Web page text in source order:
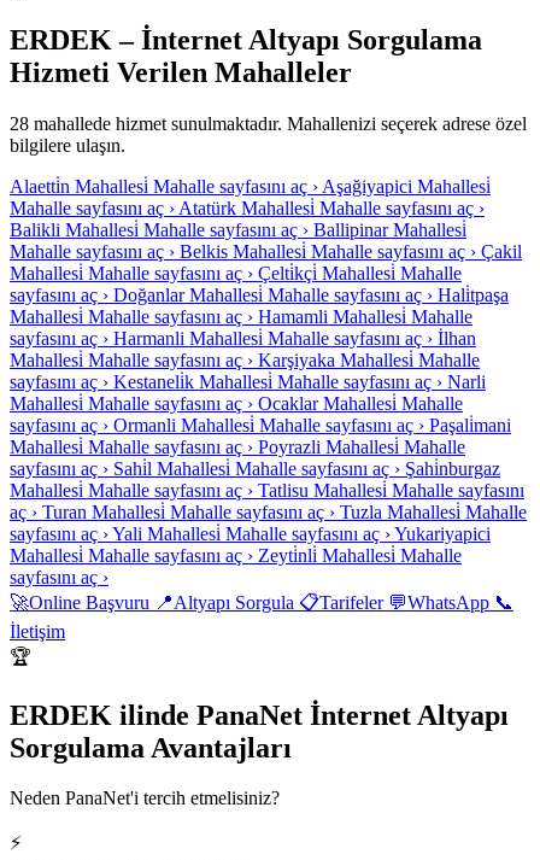
ERDEK – İnternet Altyapı Sorgulama
Hizmeti Verilen Mahalleler
28 mahallede hizmet sunulmaktadır. Mahallenizi seçerek adrese özel
bilgilere ulaşın.
Alaetti̇n Mahallesi̇ Mahalle sayfasını aç › Aşağiyapici Mahallesi̇
Mahalle sayfasını aç › Atatürk Mahallesi̇ Mahalle sayfasını aç ›
Balikli Mahallesi̇ Mahalle sayfasını aç › Ballipinar Mahallesi̇
Mahalle sayfasını aç › Belkis Mahallesi̇ Mahalle sayfasını aç › Çakil
Mahallesi̇ Mahalle sayfasını aç › Çelti̇kçi̇ Mahallesi̇ Mahalle
sayfasını aç › Doğanlar Mahallesi̇ Mahalle sayfasını aç › Hali̇tpaşa
Mahallesi̇ Mahalle sayfasını aç › Hamamli Mahallesi̇ Mahalle
sayfasını aç › Harmanli Mahallesi̇ Mahalle sayfasını aç › İlhan
Mahallesi̇ Mahalle sayfasını aç › Karşiyaka Mahallesi̇ Mahalle
sayfasını aç › Kestaneli̇k Mahallesi̇ Mahalle sayfasını aç › Narli
Mahallesi̇ Mahalle sayfasını aç › Ocaklar Mahallesi̇ Mahalle
sayfasını aç › Ormanli Mahallesi̇ Mahalle sayfasını aç › Paşali̇mani
Mahallesi̇ Mahalle sayfasını aç › Poyrazli Mahallesi̇ Mahalle
sayfasını aç › Sahi̇l Mahallesi̇ Mahalle sayfasını aç › Şahi̇nburgaz
Mahallesi̇ Mahalle sayfasını aç › Tatlisu Mahallesi̇ Mahalle sayfasını
aç › Turan Mahallesi̇ Mahalle sayfasını aç › Tuzla Mahallesi̇ Mahalle
sayfasını aç ›Yali Mahallesi̇ Mahalle sayfasını aç ›Yukariyapici
Mahallesi̇ Mahalle sayfasını aç › Zeyti̇nli̇ Mahallesi̇ Mahalle
sayfasını aç ›
🚀Online Başvuru 📍Altyapı Sorgula 📋Tarifeler 💬WhatsApp 📞
İletişim
🏆
ERDEK ilinde PanaNet İnternet Altyapı
Sorgulama Avantajları
Neden PanaNet'i tercih etmelisiniz?
⚡